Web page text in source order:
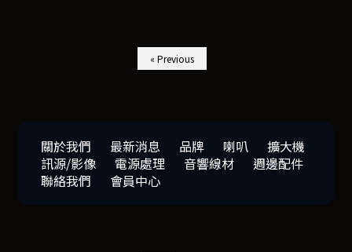
« Previous
關於我們 最新消息 品牌 喇叭
擴大機
訊源/影像
電源處理 音響線材
週邊配件
聯絡我們
會員中心